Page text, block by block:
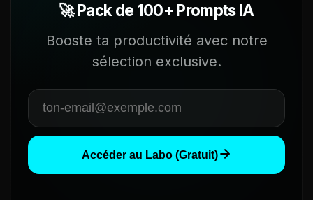
🚀 Pack de 100+ Prompts IA
Booste ta productivité avec notre
sélection exclusive.
Accéder au Labo (Gratuit)